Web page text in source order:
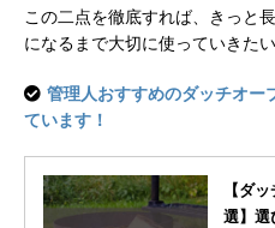
この二点を徹底すれば、きっと
になるまで大切に使っていきたい
管理人おすすめのダッチオー
ています！
【ダ
選】選